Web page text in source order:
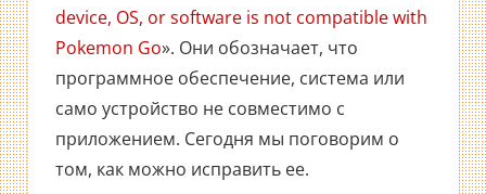
device, OS, or software is not compatible with
Pokemon Go». Они обозначает, что
программное обеспечение, система или
само устройство не совместимо с
приложением. Сегодня мы поговорим о
том, как можно исправить ее.